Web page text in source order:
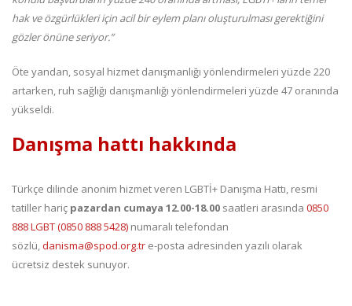
hak ve özgürlükleri için acil bir eylem planı oluşturulması gerektiğini
gözler önüne seriyor.”
Öte yandan, sosyal hizmet danışmanlığı yönlendirmeleri yüzde 220
artarken, ruh sağlığı danışmanlığı yönlendirmeleri yüzde 47 oranında
yükseldi.
Danışma hattı hakkında
Türkçe dilinde anonim hizmet veren LGBTİ+ Danışma Hattı, resmi
tatiller hariç pazardan cumaya 12.00-18.00 saatleri arasında 0850
888 LGBT (0850 888 5428) numaralı telefondan
sözlü,danisma@spod.org.tr e-posta adresinden yazılı olarak
ücretsiz destek sunuyor.